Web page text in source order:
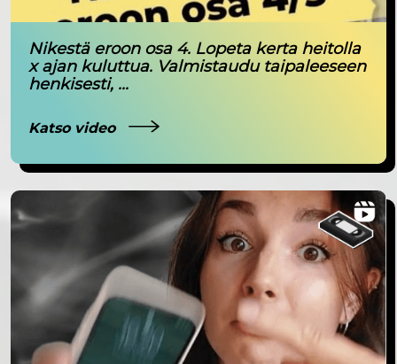
Nikestä eroon osa 4. Lopeta kerta heitolla
x ajan kuluttua. Valmistaudu taipaleeseen
henkisesti, ...
Katso video